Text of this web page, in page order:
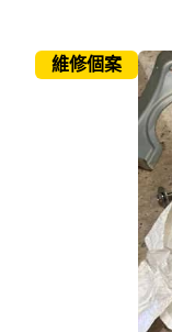
維修個案